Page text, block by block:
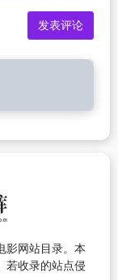
影网站目录。本
若收录的站点侵